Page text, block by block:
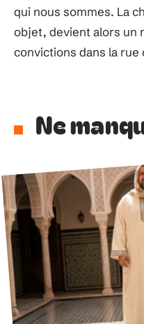
qui nous sommes. La
objet, devient alors un
convictions dans la
Ne